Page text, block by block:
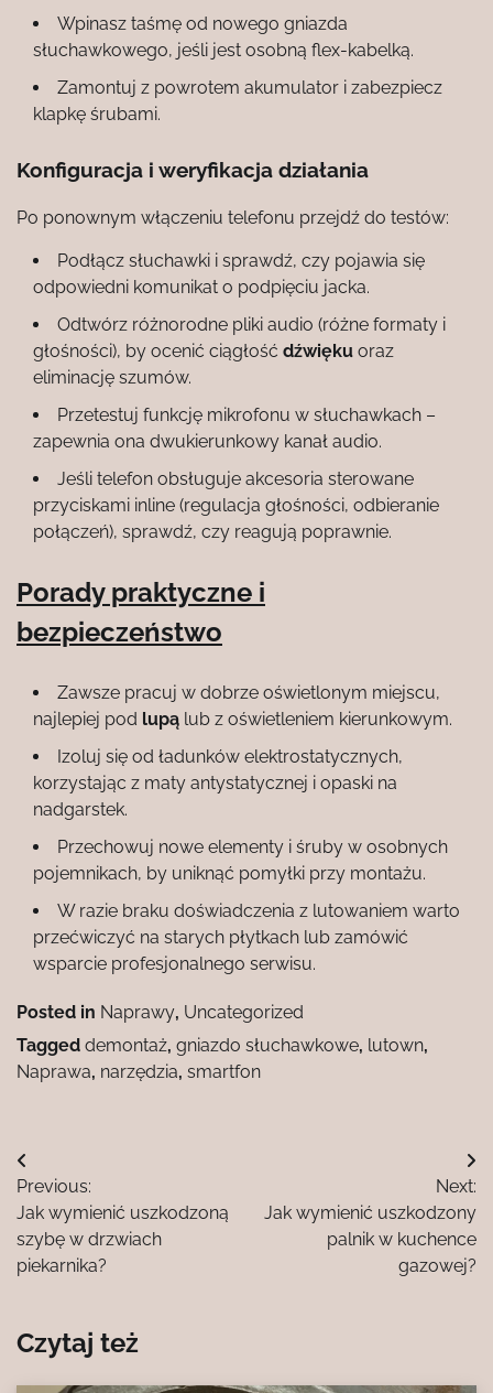
Wpinasz taśmę od nowego gniazda
słuchawkowego, jeśli jest osobną flex-kabelką.
Zamontuj z powrotem akumulator i zabezpiecz
klapkę śrubami.
Konfiguracja i weryfikacja działania
Po ponownym włączeniu telefonu przejdź do testów:
Podłącz słuchawki i sprawdź, czy pojawia się
odpowiedni komunikat o podpięciu jacka.
Odtwórz różnorodne pliki audio (różne formaty i
głośności), by ocenić ciągłość dźwięku oraz
eliminację szumów.
Przetestuj funkcję mikrofonu w słuchawkach –
zapewnia ona dwukierunkowy kanał audio.
Jeśli telefon obsługuje akcesoria sterowane
przyciskami inline (regulacja głośności, odbieranie
połączeń), sprawdź, czy reagują poprawnie.
Porady praktyczne i
bezpieczeństwo
Zawsze pracuj w dobrze oświetlonym miejscu,
najlepiej pod lupą lub z oświetleniem kierunkowym.
Izoluj się od ładunków elektrostatycznych,
korzystając z maty antystatycznej i opaski na
nadgarstek.
Przechowuj nowe elementy i śruby w osobnych
pojemnikach, by uniknąć pomyłki przy montażu.
W razie braku doświadczenia z lutowaniem warto
przećwiczyć na starych płytkach lub zamówić
wsparcie profesjonalnego serwisu.
Posted in Naprawy, Uncategorized
Tagged demontaż, gniazdo słuchawkowe, lutown,
Naprawa, narzędzia, smartfon
Nawigacja
wpisu
Previous:
Jak wymienić uszkodzoną
szybę w drzwiach
piekarnika?
Next:
Jak wymienić uszkodzony
palnik w kuchence
gazowej?
Czytaj też